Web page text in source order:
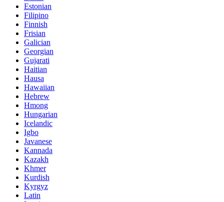
Estonian
Filipino
Finnish
Frisian
Galician
Georgian
Gujarati
Haitian
Hausa
Hawaiian
Hebrew
Hmong
Hungarian
Icelandic
Igbo
Javanese
Kannada
Kazakh
Khmer
Kurdish
Kyrgyz
Latin